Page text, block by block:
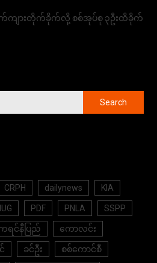
က်ကျားတိုက်ခိုက်လို့ စစ်အုပ်စု ၃ဦးထိခိုက်
CRPH dailynews KIA
PDF PNLA SSPP
ရင်နီပြည် ကောလင်း
ခင်ဦး စစ်ကောင်စီ